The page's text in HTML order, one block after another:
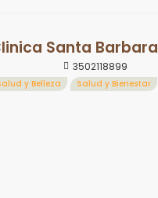
Santa Barbara
3502118899
y Belleza Salud y Bienestar